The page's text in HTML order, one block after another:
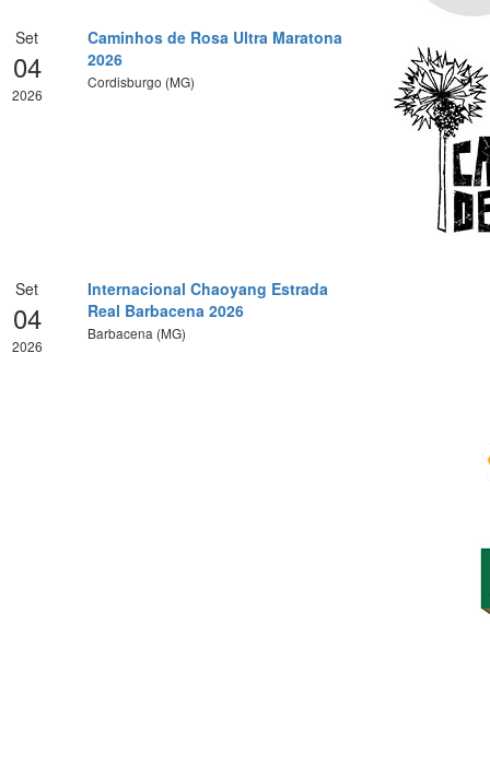
Set
04
2026
Caminhos de Rosa Ultra Maratona
2026
Cordisburgo (MG)
Set
04
2026
Internacional Chaoyang Estrada
Real Barbacena 2026
Barbacena (MG)